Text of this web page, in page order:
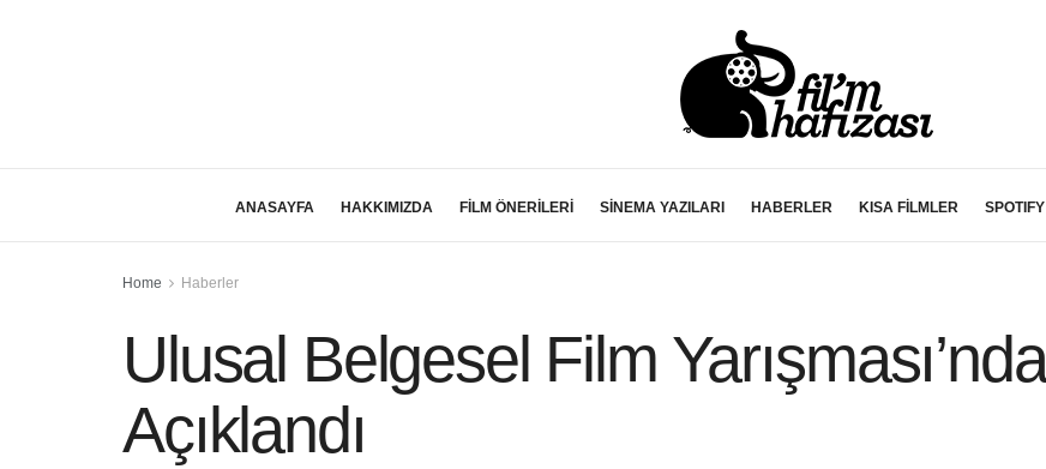
ANASAYFA HAKKIMIZDA FİLM ÖNERİLERİ SİNEMA YAZILARI HABERLER KISA FİLMLER SPOTIFY
Home Haberler
Ulusal Belgesel Film
Açıklandı